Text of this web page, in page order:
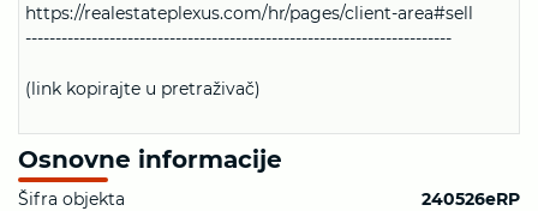
https://realestateplexus.com/hr/pages/client-area#sell
-----------------------------------------------------------------------
(link kopirajte u pretraživač)
Osnovne informacije
Šifra objekta
240526eRP